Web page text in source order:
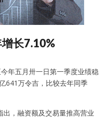
长7.10%
年五月卅一日第一季度业绩稳
641万令吉，比较去年同季
，融资额及交易量推高营业